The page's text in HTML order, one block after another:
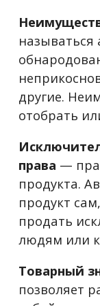
называться
другие.
отобрать
права —
продукта.
продукт
продать
людям или
Товарный
позволяет